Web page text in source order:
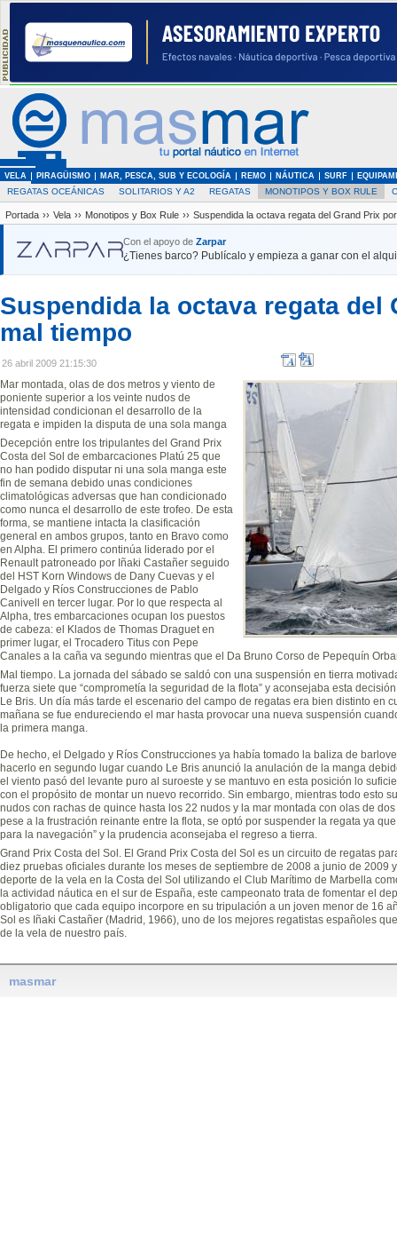
VELA PIRAGÜISMO MAR, PESCA, SUB Y ECOLOGÍA REMO NÁUTICA SURF
REGATAS OCEÁNICAS SOLITARIOS Y A2 REGATAS MONOTIPOS Y BOX RULE
Portada ›› Vela ›› Monotipos y Box Rule ›› Suspendida la octava regata del Grand Prix
Con el apoyo de Zarpar
¿Tienes barco? Publícalo y empieza a ganar con el
Suspendida la octava regata del
mal tiempo
26 abril 2009 21:15:30
Mar montada, olas de dos metros y viento de
poniente superior a los veinte nudos de
intensidad condicionan el desarrollo de la
regata e impiden la disputa de una sola manga
Decepción entre los tripulantes del Grand Prix
Costa del Sol de embarcaciones Platú 25 que
no han podido disputar ni una sola manga este
fin de semana debido unas condiciones
climatológicas adversas que han condicionado
como nunca el desarrollo de este trofeo. De esta
forma, se mantiene intacta la clasificación
general en ambos grupos, tanto en Bravo como
en Alpha. El primero continúa liderado por el
Renault patroneado por Iñaki Castañer seguido
del HST Korn Windows de Dany Cuevas y el
Delgado y Ríos Construcciones de Pablo
Canivell en tercer lugar. Por lo que respecta al
Alpha, tres embarcaciones ocupan los puestos
de cabeza: el Klados de Thomas Draguet en
primer lugar, el Trocadero Titus con Pepe
Canales a la caña va segundo mientras que el Da Bruno Corso de Pepequín
Mal tiempo. La jornada del sábado se saldó con una suspensión en tierra
fuerza siete que “comprometía la seguridad de la flota” y aconsejaba esta
Le Bris. Un día más tarde el escenario del campo de regatas era bien distinto en
mañana se fue endureciendo el mar hasta provocar una nueva suspensión
la primera manga.
De hecho, el Delgado y Ríos Construcciones ya había tomado la baliza de
hacerlo en segundo lugar cuando Le Bris anunció la anulación de la manga
el viento pasó del levante puro al suroeste y se mantuvo en esta posición lo
con el propósito de montar un nuevo recorrido. Sin embargo, mientras todo esto
nudos con rachas de quince hasta los 22 nudos y la mar montada con olas de
pese a la frustración reinante entre la flota, se optó por suspender la regata ya
para la navegación” y la prudencia aconsejaba el regreso a tierra.
Grand Prix Costa del Sol. El Grand Prix Costa del Sol es un circuito de regatas
diez pruebas oficiales durante los meses de septiembre de 2008 a junio de 2009
deporte de la vela en la Costa del Sol utilizando el Club Marítimo de Marbella
la actividad náutica en el sur de España, este campeonato trata de fomentar el
obligatorio que cada equipo incorpore en su tripulación a un joven menor de 16
Sol es Iñaki Castañer (Madrid, 1966), uno de los mejores regatistas españoles
de la vela de nuestro país.
masmar